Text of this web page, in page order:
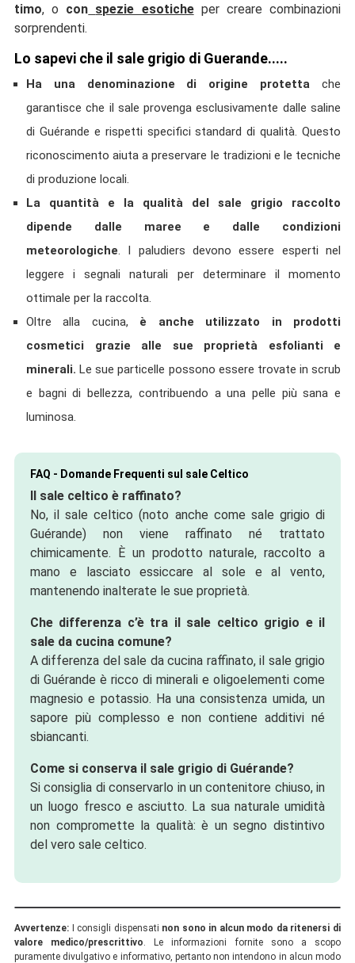
timo, o con spezie esoticheper creare combinazioni
sorprendenti.
Lo sapevi che il sale grigio di Guerande.....
Ha una denominazione di origine protetta che
garantisce che il sale provenga esclusivamente dalle saline
di Guérande e rispetti specifici standard di qualità. Questo
riconoscimento aiuta a preservare le tradizioni e le tecniche
di produzione locali.
La quantità e la qualità del sale grigio raccolto
dipende dalle maree e dalle condizioni
meteorologiche. I paludiers devono essere esperti nel
leggere i segnali naturali per determinare il momento
ottimale per la raccolta.
Oltre alla cucina, è anche utilizzato in prodotti
cosmetici grazie alle sue proprietà esfolianti e
minerali. Le sue particelle possono essere trovate in scrub
e bagni di bellezza, contribuendo a una pelle più sana e
luminosa.
FAQ - Domande Frequenti sul sale Celtico
Il sale celtico è raffinato?
No, il sale celtico (noto anche come sale grigio di
Guérande) non viene raffinato né trattato
chimicamente. È un prodotto naturale, raccolto a
mano e lasciato essiccare al sole e al vento,
mantenendo inalterate le sue proprietà.
Che differenza c’è tra il sale celtico grigio e il
sale da cucina comune?
A differenza del sale da cucina raffinato, il sale grigio
di Guérande è ricco di minerali e oligoelementi come
magnesio e potassio. Ha una consistenza umida, un
sapore più complesso e non contiene additivi né
sbiancanti.
Come si conserva il sale grigio di Guérande?
Si consiglia di conservarlo in un contenitore chiuso, in
un luogo fresco e asciutto. La sua naturale umidità
non compromette la qualità: è un segno distintivo
del vero sale celtico.
Avvertenze: I consigli dispensati non sono in alcun modo da ritenersi di
valore medico/prescrittivo. Le informazioni fornite sono a scopo
puramente divulgativo e informativo, pertanto non intendono in alcun modo